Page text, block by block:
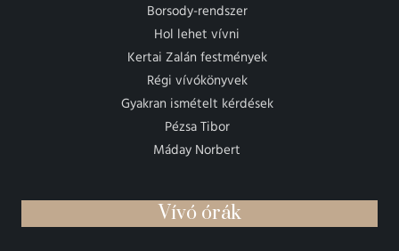
Borsody-rendszer
Hol lehet vívni
Kertai Zalán festmények
Régi vívókönyvek
Gyakran ismételt kérdések
Pézsa Tibor
Máday Norbert
Vívó órák